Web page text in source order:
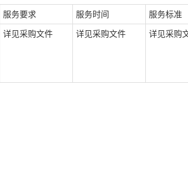
服务要求 服务时间 服务标准
详见采购文件 详见采购文件 详见采购